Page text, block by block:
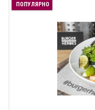
ПОПУЛЯРНО